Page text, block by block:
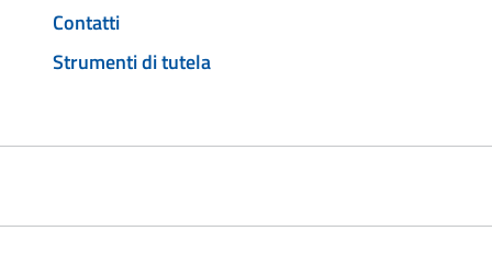
Contatti
Strumenti di tutela